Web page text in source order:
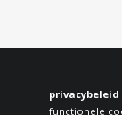
privacybeleid
functionele